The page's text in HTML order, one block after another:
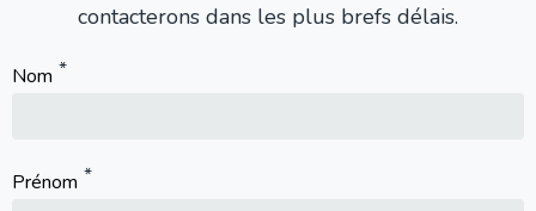
contacterons dans les plus brefs délais.
Nom
Prénom